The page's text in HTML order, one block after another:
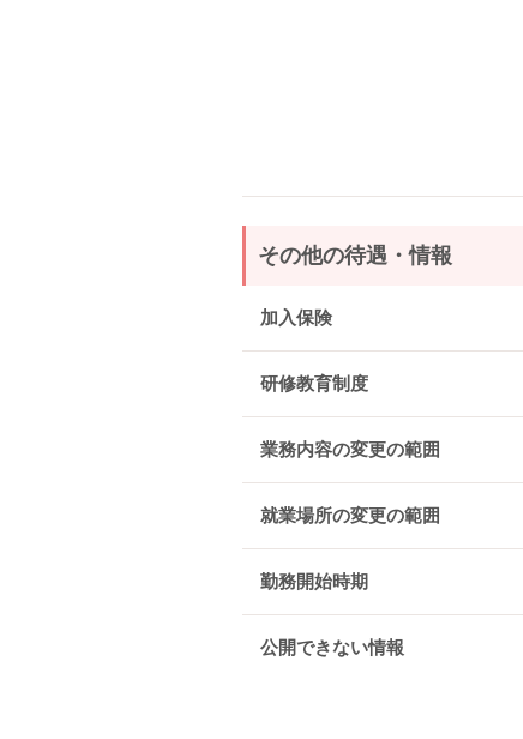
その他の待遇・情報
加入保険
研修教育制度
業務内容の変更の範囲
就業場所の変更の範囲
勤務開始時期
公開できない情報